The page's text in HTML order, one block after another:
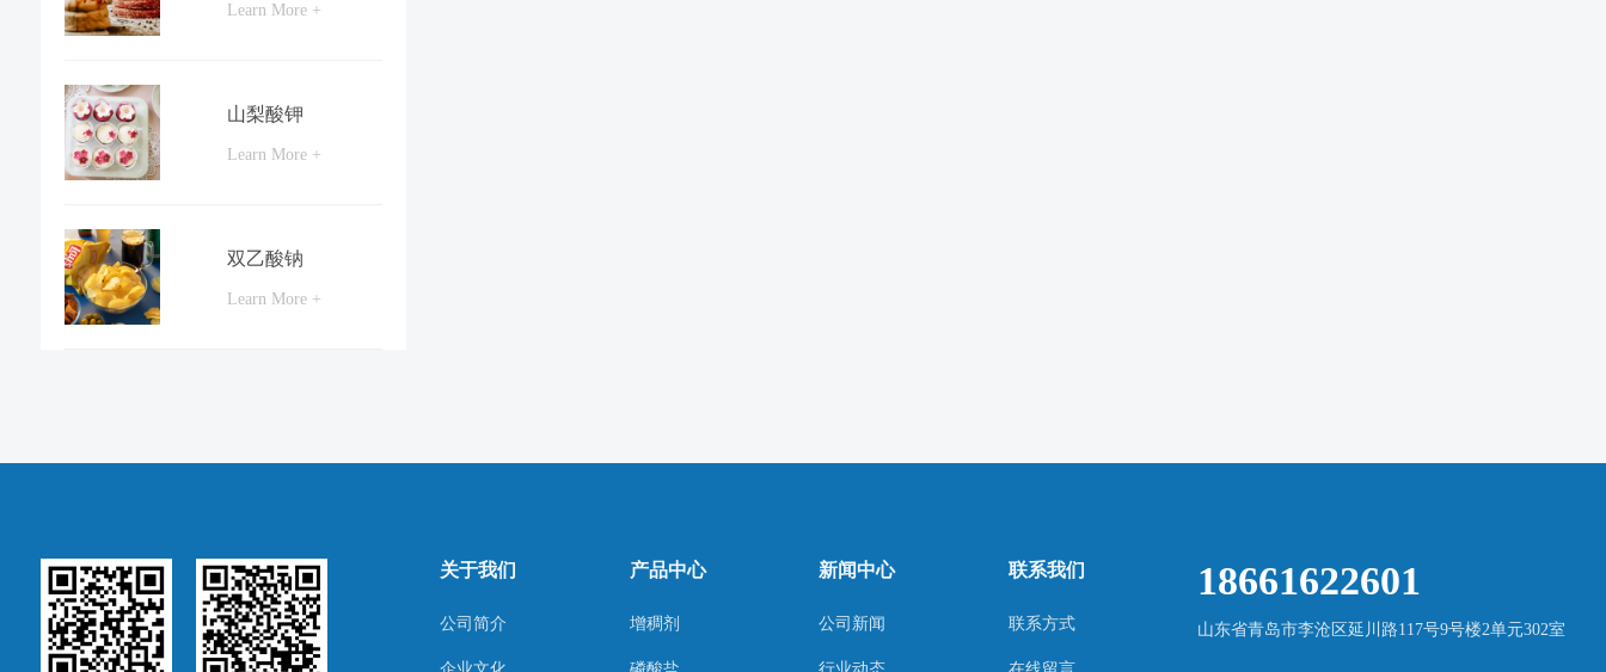
Learn More +
山梨酸钾
Learn More +
双乙酸钠
Learn More +
关于我们
公司简介
产品中心
增稠剂
新闻中心
公司新闻
联系我们
联系方式
18661622601
山东省青岛市李沧区延川路117号9号楼2单元302室